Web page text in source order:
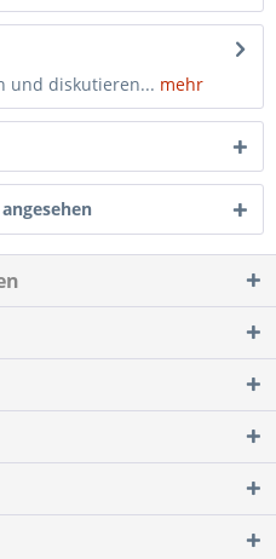
und diskutieren... mehr